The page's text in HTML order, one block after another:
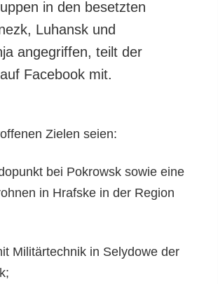
in den besetzten
Luhansk und
angegriffen, teilt der
Facebook mit.
Zielen seien:
bei Pokrowsk sowie eine
in Hrafske in der Region
Militärtechnik in Selydowe der